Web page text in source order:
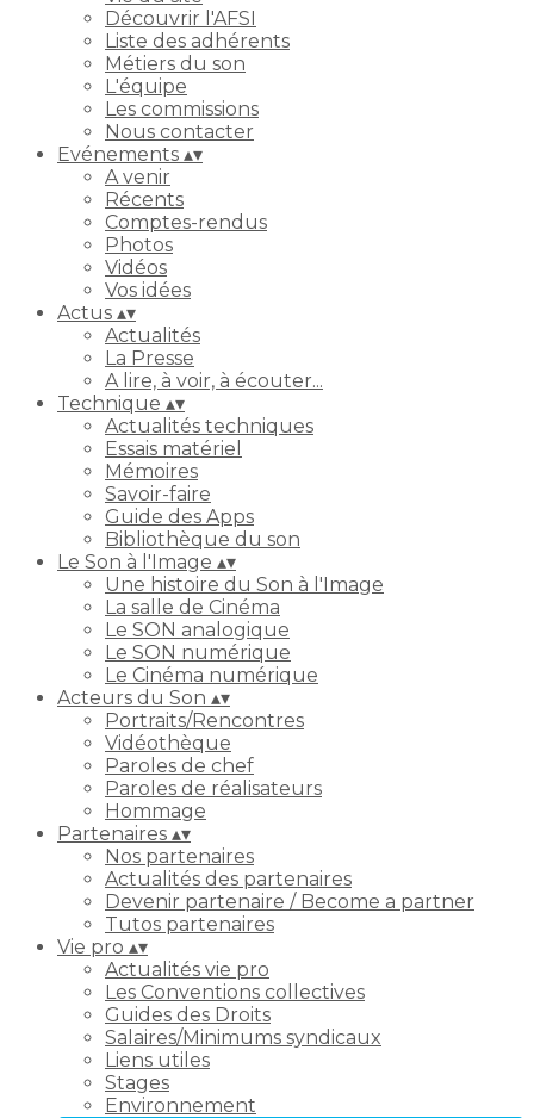
Découvrir l'AFSI
Liste des adhérents
Métiers du son
L'équipe
Les commissions
Nous contacter
Evénements ▴▾
A venir
Récents
Comptes-rendus
Photos
Vidéos
Vos idées
Actus ▴▾
Actualités
La Presse
A lire, à voir, à écouter...
Technique ▴▾
Actualités techniques
Essais matériel
Mémoires
Savoir-faire
Guide des Apps
Bibliothèque du son
Le Son à l'Image ▴▾
Une histoire du Son à l'Image
La salle de Cinéma
Le SON analogique
Le SON numérique
Le Cinéma numérique
Acteurs du Son ▴▾
Portraits/Rencontres
Vidéothèque
Paroles de chef
Paroles de réalisateurs
Hommage
Partenaires ▴▾
Nos partenaires
Actualités des partenaires
Devenir partenaire / Become a partner
Tutos partenaires
Vie pro ▴▾
Actualités vie pro
Les Conventions collectives
Guides des Droits
Salaires/Minimums syndicaux
Liens utiles
Stages
Environnement